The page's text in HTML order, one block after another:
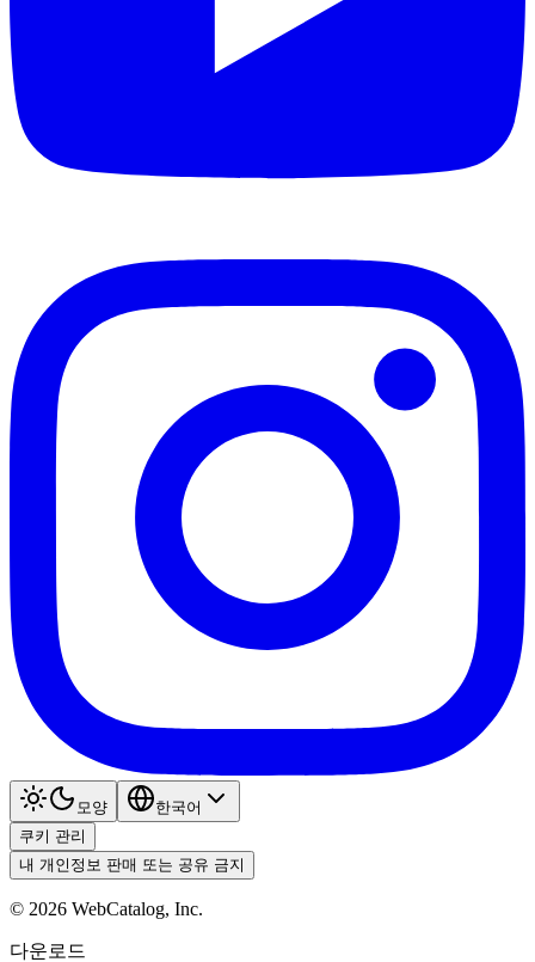
모양
한국어
쿠키 관리
내 개인정보 판매 또는 공유 금지
© 2026 WebCatalog, Inc.
다운로드